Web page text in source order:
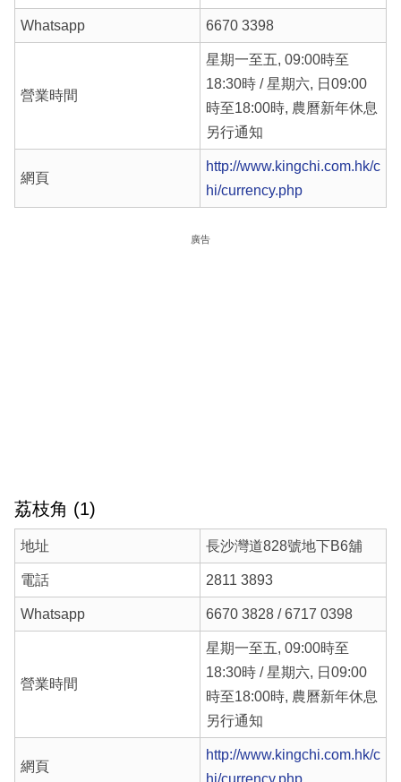
Whatsapp 6670 3398
營業時間
星期一至五, 09:00時至
18:30時 / 星期六, 日09:00
時至18:00時, 農曆新年休息
另行通知
網頁
http://www.kingchi.com.hk/c
hi/currency.php
廣告
荔枝角 (1)
地址 長沙灣道828號地下B6舖
電話 2811 3893
Whatsapp 6670 3828 / 6717 0398
營業時間
星期一至五, 09:00時至
18:30時 / 星期六, 日09:00
時至18:00時, 農曆新年休息
另行通知
網頁
http://www.kingchi.com.hk/c
hi/currency.php